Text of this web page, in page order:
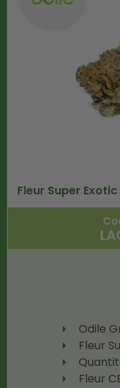
Fleur Super
Odile
Fleur
Fleur